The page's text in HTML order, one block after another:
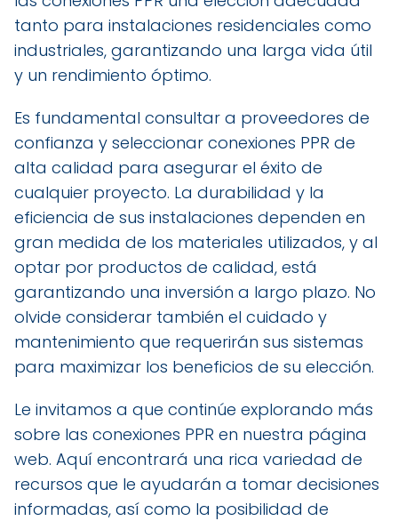
tanto para instalaciones residenciales como
industriales, garantizando una larga vida útil
y un rendimiento óptimo.
Es fundamental consultar a proveedores de
confianza y seleccionar conexiones PPR de
alta calidad para asegurar el éxito de
cualquier proyecto. La durabilidad y la
eficiencia de sus instalaciones dependen en
gran medida de los materiales utilizados, y al
optar por productos de calidad, está
garantizando una inversión a largo plazo. No
olvide considerar también el cuidado y
mantenimiento que requerirán sus sistemas
para maximizar los beneficios de su elección.
Le invitamos a que continúe explorando más
sobre las conexiones PPR en nuestra página
web. Aquí encontrará una rica variedad de
recursos que le ayudarán a tomar decisiones
informadas, así como la posibilidad de